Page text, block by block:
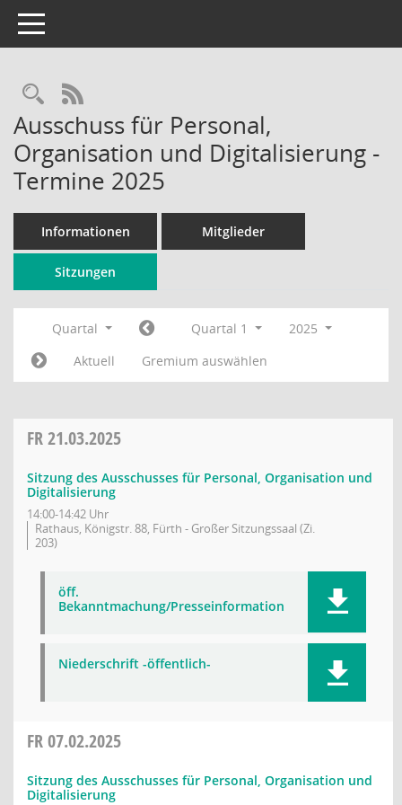
Toggle navigation
Rechercheauswahl
RSS-Feed
Ausschuss für Personal,
Organisation und Digitalisierung -
Termine 2025
Informationen Mitglieder
Sitzungen
Quartal Quartal 1
2025
Aktuell
Gremium auswählen
FR21.03.2025
Sitzung des Ausschusses für Personal, Organisation und
Digitalisierung
14:00-14:42 Uhr
Rathaus, Königstr. 88, Fürth - Großer Sitzungssaal (Zi.
203)
öff.
Bekanntmachung/Presseinformation
Niederschrift -öffentlich-
FR07.02.2025
Sitzung des Ausschusses für Personal, Organisation und
Digitalisierung